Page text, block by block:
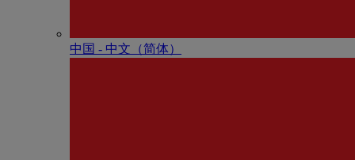
中国 - 中⽂（简体）